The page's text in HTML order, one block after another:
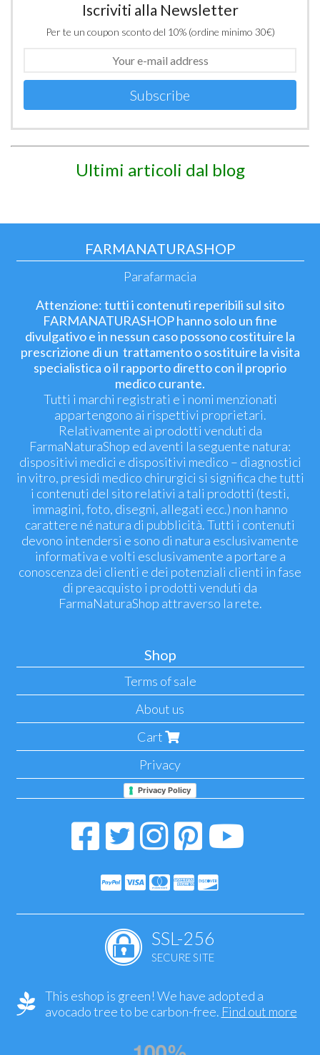
Iscriviti alla Newsletter
Per te un coupon sconto del 10% (ordine minimo 30€)
Subscribe
Ultimi articoli dal blog
FARMANATURASHOP
Parafarmacia
Attenzione: tutti i contenuti reperibili sul sito
FARMANATURASHOP hanno solo un fine
divulgativo e in nessun caso possono costituire la
prescrizione di un trattamento o sostituire la visita
specialistica o il rapporto diretto con il proprio
medico curante.
Tutti i marchi registrati e i nomi menzionati
appartengono ai rispettivi proprietari.
Relativamente ai prodotti venduti da
FarmaNaturaShop ed aventi la seguente natura:
dispositivi medici e dispositivi medico – diagnostici
in vitro, presidi medico chirurgici si significa che tutti
i contenuti del sito relativi a tali prodotti (testi,
immagini, foto, disegni, allegati ecc.) non hanno
carattere né natura di pubblicità. Tutti i contenuti
devono intendersi e sono di natura esclusivamente
informativa e volti esclusivamente a portare a
conoscenza dei clienti e dei potenziali clienti in fase
di preacquisto i prodotti venduti da
FarmaNaturaShop attraverso la rete.
Shop
Terms of sale
About us
Cart
Privacy
Privacy Policy
SSL-256
SECURE SITE
This eshop is green! We have adopted a
avocado tree to be carbon-free. Find out more